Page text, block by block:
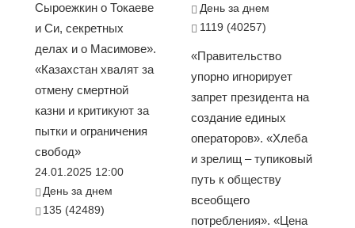
Сыроежкин о Токаеве
и Си, секретных
делах и о Масимове».
«Казахстан хвалят за
отмену смертной
казни и критикуют за
пытки и ограничения
свобод»
24.01.2025 12:00
День за днем
135 (42489)
День за днем
1119 (40257)
«Правительство
упорно игнорирует
запрет президента на
создание единых
операторов». «Хлеба
и зрелищ – тупиковый
путь к обществу
всеобщего
потребления». «Цена